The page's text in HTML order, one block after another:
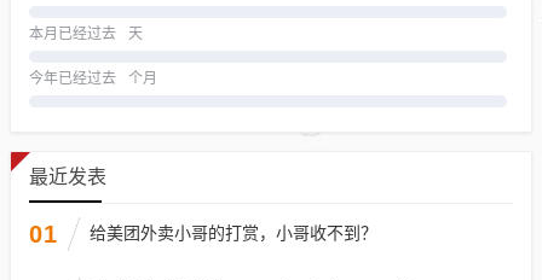
本月已经过去 天
今年已经过去 个月
最近发表
01 给美团外卖小哥的打赏，小哥收不到？